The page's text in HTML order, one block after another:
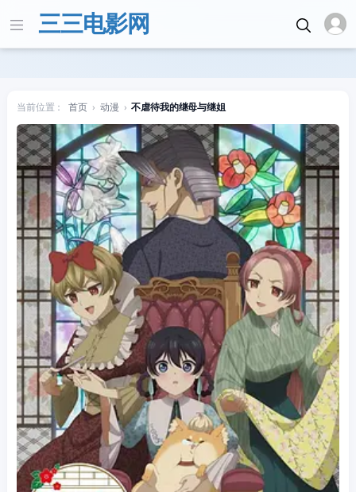
三三电影网
当前位置： 首页 › 动漫 › 不虐待我的继母与继姐